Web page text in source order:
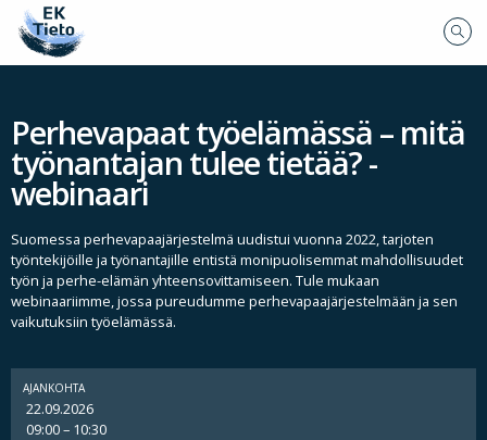
Perhevapaat työelämässä – mitä
työnantajan tulee tietää? -
webinaari
Suomessa perhevapaajärjestelmä uudistui vuonna 2022, tarjoten
työntekijöille ja työnantajille entistä monipuolisemmat mahdollisuudet
työn ja perhe-elämän yhteensovittamiseen. Tule mukaan
webinaariimme, jossa pureudumme perhevapaajärjestelmään ja sen
vaikutuksiin työelämässä.
AJANKOHTA
22.09.2026
09:00 – 10:30